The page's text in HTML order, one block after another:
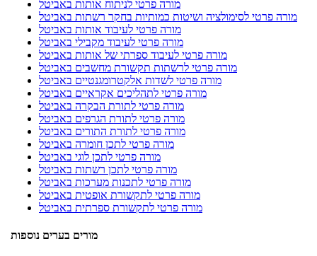
מורה פרטי לניתוח אותות באביטל
מורה פרטי לסימולציה ושיטות כמותיות בחקר רשתות באביטל
מורה פרטי לעיבוד אותות באביטל
מורה פרטי לעיבוד מקבילי באביטל
מורה פרטי לעיבוד ספרתי של אותות באביטל
מורה פרטי לרשתות תקשורת מחשבים באביטל
מורה פרטי לשדות אלקטרומגנטיים באביטל
מורה פרטי לתהליכים אקראיים באביטל
מורה פרטי לתורת הבקרה באביטל
מורה פרטי לתורת הגרפים באביטל
מורה פרטי לתורת התורים באביטל
מורה פרטי לתכן חומרה באביטל
מורה פרטי לתכן לוגי באביטל
מורה פרטי לתכן רשתות באביטל
מורה פרטי לתכנות מערכות באביטל
מורה פרטי לתקשורת אופטית באביטל
מורה פרטי לתקשורת ספרתית באביטל
מורים בערים נוספות